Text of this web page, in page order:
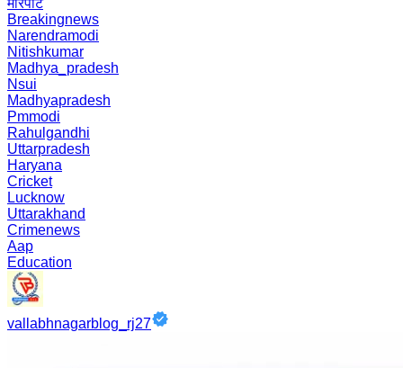
मारपीट
Breakingnews
Narendramodi
Nitishkumar
Madhya_pradesh
Nsui
Madhyapradesh
Pmmodi
Rahulgandhi
Uttarpradesh
Haryana
Cricket
Lucknow
Uttarakhand
Crimenews
Aap
Education
vallabhnagarblog_rj27